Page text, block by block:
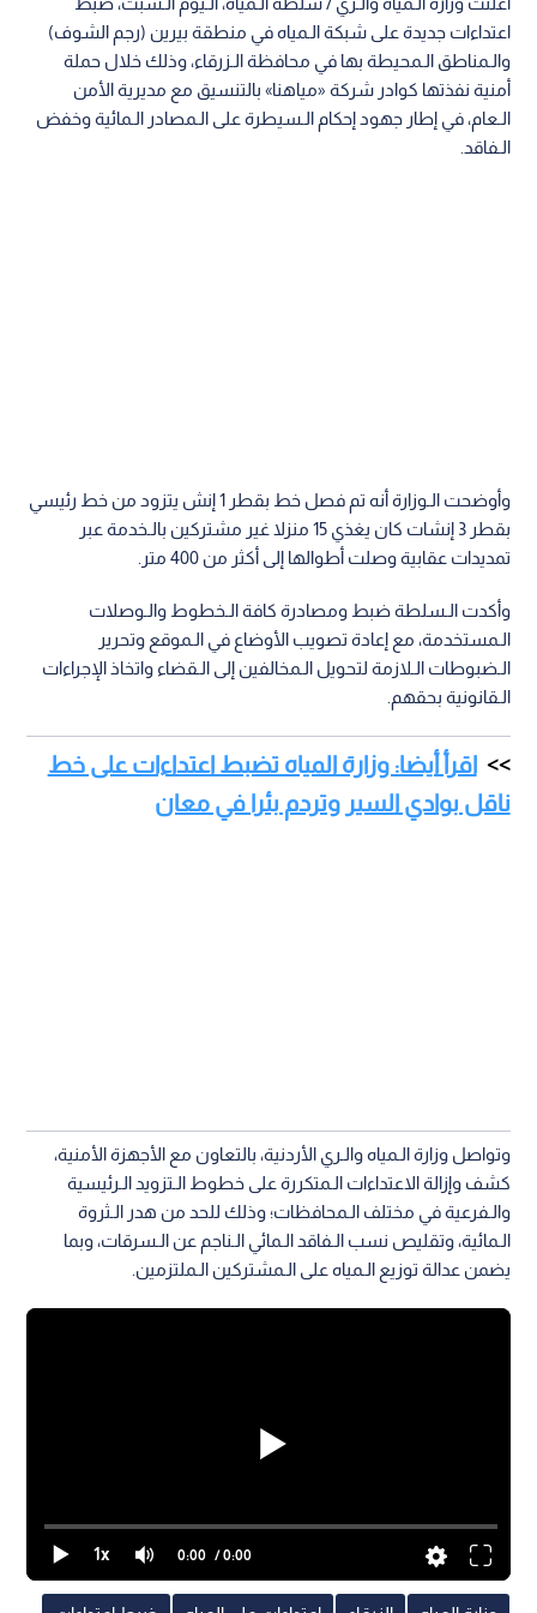
اعتداءات جديدة على شبكة الـمياه في منطقة بيرين (رجم الشوف)
والـمناطق الـمحيطة بها في محافظة الـزرقاء، وذلك خلال حملة
أمنية نفذتها كوادر شركة «مياهنا» بالتنسيق مع مديرية الأمن
الـعام، في إطار جهود إحكام الـسيطرة على الـمصادر الـمائية وخفض
الـفاقد.
وأوضحت الـوزارة أنه تم فصل خط بقطر 1 إنش يتزود من خط رئيسي
بقطر 3 إنشات كان يغذي 15 منزلا غير مشتركين بالـخدمة عبر
تمديدات عقابية وصلت أطوالها إلى أكثر من 400 متر.
وأكدت الـسلطة ضبط ومصادرة كافة الـخطوط والـوصلات
الـمستخدمة، مع إعادة تصويب الأوضاع في الـموقع وتحرير
الـضبوطات الـلازمة لتحويل الـمخالفين إلى الـقضاء واتخاذ الإجراءات
الـقانونية بحقهم.
اقرأ أيضا: وزارة المياه تضبط اعتداءات على خط
ناقل بوادي السير وتردم بئرا في معان
وتواصل وزارة الـمياه والـري الأردنية، بالتعاون مع الأجهزة الأمنية،
كشف وإزالة الاعتداءات الـمتكررة على خطوط الـتزويد الـرئيسية
والـفرعية في مختلف الـمحافظات؛ وذلك للحد من هدر الـثروة
الـمائية، وتقليص نسب الـفاقد الـمائي الـناجم عن الـسرقات، وبما
يضمن عدالة توزيع الـمياه على الـمشتركين الـملتزمين.
1x 0:00 / 0:00